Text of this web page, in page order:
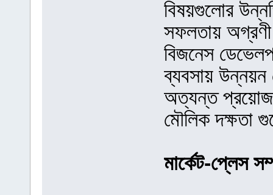
বিষয়গুলোর
সফলতায়
বিজনেস
ব্যবসায় উন্নয়ন
অত্যন্ত
মৌলিক দক্ষতা
মার্কেট-প্লেস